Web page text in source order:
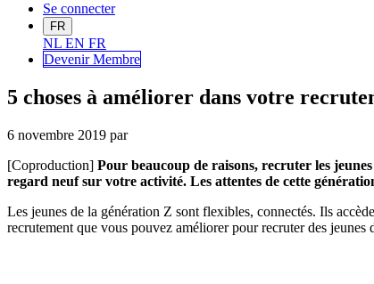
Se connecter
FR
NL EN FR
Devenir Membre
5 choses à améliorer dans votre
6 novembre 2019 par
[Coproduction] Pour beaucoup de raisons, recruter les
regard neuf sur votre activité. Les attentes de cette
Les jeunes de la génération Z sont flexibles, connectés. Ils
recrutement que vous pouvez améliorer pour recruter des jeunes